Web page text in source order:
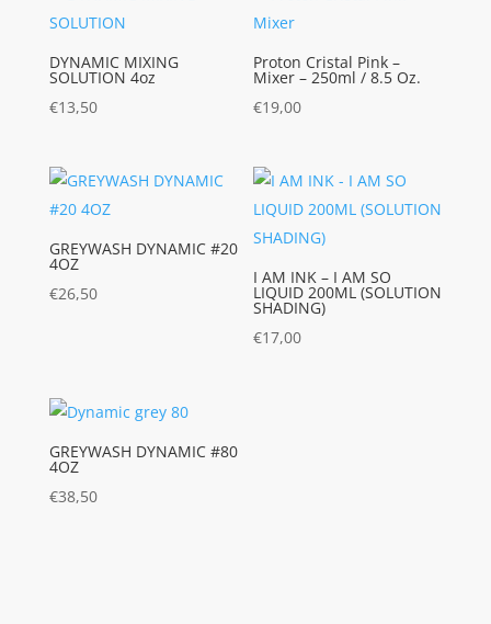
DYNAMIC MIXING
SOLUTION 4oz
€13,50
Proton Cristal Pink –
Mixer – 250ml / 8.5 Oz.
€19,00
GREYWASH DYNAMIC #20
4OZ
€26,50
I AM INK – I AM SO
LIQUID 200ML (SOLUTION
SHADING)
€17,00
GREYWASH DYNAMIC #80
4OZ
€38,50